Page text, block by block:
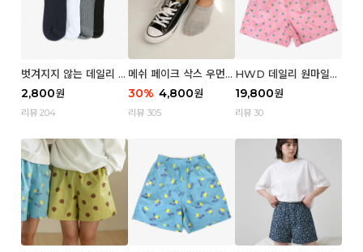
벗겨지지 않는 데일리 페
이크 삭스 (맨)
2,800원
리뷰 204
메쉬 페이크 삭스 우먼 3
P
30% 4,800원
리뷰 305
HWD 데일리 원마일
쇼츠 - 04 Aroma (우
먼)
19,800원
리뷰 30